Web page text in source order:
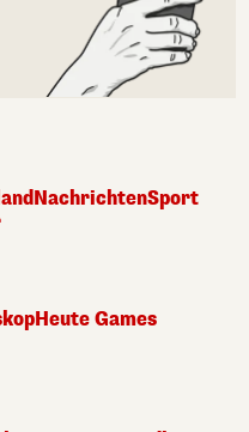
NachrichtenSport
Heute Games